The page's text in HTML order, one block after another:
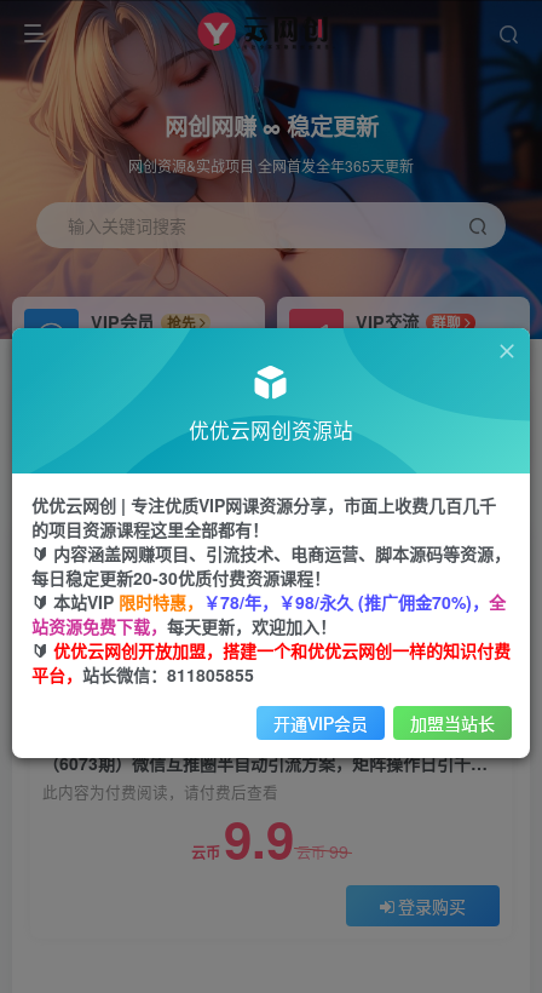
网创网赚 ∞ 稳定更新
网创资源&实战项目 全网首发全年365天更新
输入关键词搜索
VIP会员
抢先
免费下载全站资源
VIP交流
群聊
研究探讨更多创业项目路子。
站长V：hu91275
推荐
首页 中创网 正文
（6073期）微信互推圈半自动引流方案，矩阵操
作日引千人思路【详细视频教程】
优优云网创
2年前发布
关注 私信
（6073期）微信互推圈半自动引流方案，矩阵操作日引千人思路【详细视频教程】
此内容为付费阅读，请付费后查看
云币 9.9云币99
登录购买
优优云网创资源站
优优云网创 | 专注优质VIP网课资源分享，市面上收费几百几千
的项目资源课程这里全部都有！
🔰 内容涵盖网赚项目、引流技术、电商运营、脚本源码等资源，
每日稳定更新20-30优质付费资源课程！
🔰 本站VIP 限时特惠， ￥78/年，￥98/永久 (推广佣金70%)， 全
站资源免费下载， 每天更新，欢迎加入！
🔰 优优云网创开放加盟，搭建一个和优优云网创一样的知识付费
平台， 站长微信：811805855
开通VIP会员 加盟当站长